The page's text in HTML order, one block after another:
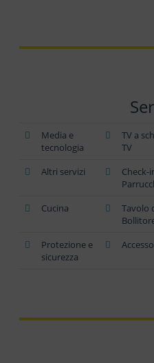
Media e
tecnologia
TV a
TV
Altri servizi
Check-
Cucina
Tavolo
Protezione e
sicurezza